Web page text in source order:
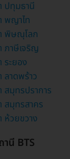
ปทุมธานี
พญาไท
พิษณุโลก
ภาษีเจริญ
ระยอง
ลาดพร้าว
สมุทรปราการ
สมุทรสาคร
ห้วยขวาง
นี BTS